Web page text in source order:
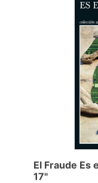
El Fraude Es
17"